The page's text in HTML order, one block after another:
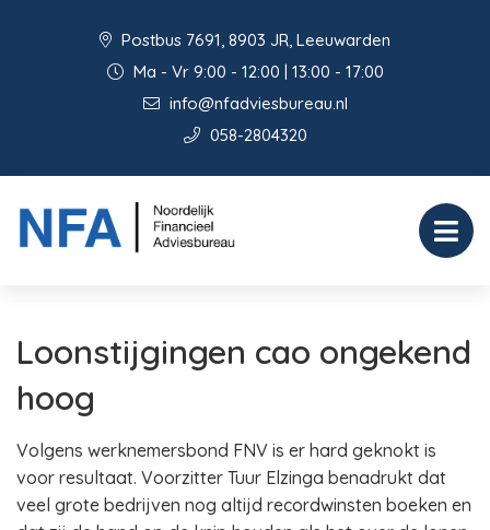
Postbus 7691, 8903 JR, Leeuwarden
Ma - Vr 9:00 - 12:00 | 13:00 - 17:00
info@nfadviesbureau.nl
058-2804320
Loonstijgingen cao ongekend
hoog
Volgens werknemersbond FNV is er hard geknokt is
voor resultaat. Voorzitter Tuur Elzinga benadrukt dat
veel grote bedrijven nog altijd recordwinsten boeken en